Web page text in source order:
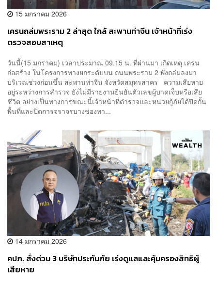
15 มกราคม 2026
เครนถล่มพระราม 2 ล่าสุด ใกล้ สะพานท่าจีน เจ้าหน้าที่เร่ง
ตรวจสอบสาเหตุ
วันนี้(15 มกราคม) เวลาประมาณ 09.15 น. ที่ผ่านมา เกิดเหตุ เครน
ก่อสร้าง ในโครงการทางยกระดับบน ถนนพระราม 2 พังถล่มลงมา
บริเวณช่วงก่อนขึ้น สะพานท่าจีน จังหวัดสมุทรสาคร ความเสียหาย
อยู่ระหว่างการสำรวจ ยังไม่มีรายงานยืนยันตัวเลขผู้บาดเจ็บหรือเสีย
ชีวิต อย่างเป็นทางการขณะนี้เจ้าหน้าที่ตำรวจและหน่วยกู้ภัยได้ปิดกั้น
พื้นที่และปิดการจราจรบางช่องทา...
14 มกราคม 2026
คปภ. สั่งด่วน 3 บริษัทประกันภัย เร่งดูแลและคุ้มครองสิทธิผู้
เสียหาย